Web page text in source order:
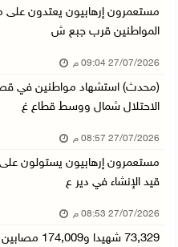
مستعمرون إرهابيون يعتدون على
المواطنين قرب جبع ش
27/07/2026 09:04 م
(محدث) استشهاد مواطنين في
الاحتلال شمال ووسط قطاع غ
27/07/2026 08:57 م
مستعمرون إرهابيون يستولون
قيد الإنشاء في دير ع
27/07/2026 08:53 م
73,329 شهيدا